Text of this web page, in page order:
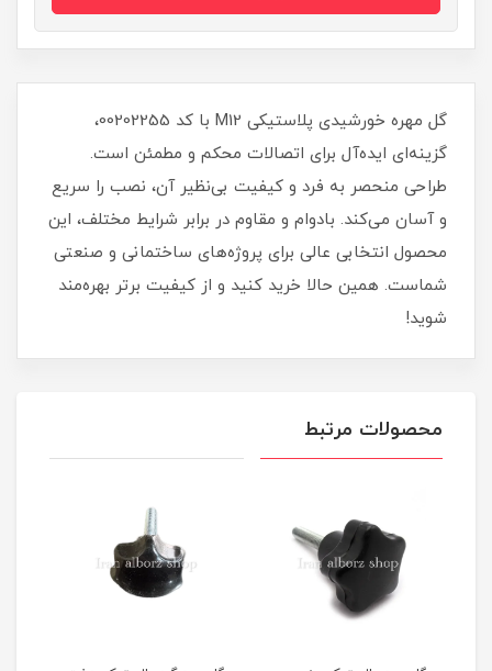
گل مهره خورشیدی پلاستیکی M12 با کد 00202255،
گزینه‌ای ایده‌آل برای اتصالات محکم و مطمئن است.
طراحی منحصر به فرد و کیفیت بی‌نظیر آن، نصب را سریع
و آسان می‌کند. بادوام و مقاوم در برابر شرایط مختلف، این
محصول انتخابی عالی برای پروژه‌های ساختمانی و صنعتی
شماست. همین حالا خرید کنید و از کیفیت برتر بهره‌مند
شوید!
محصولات مرتبط